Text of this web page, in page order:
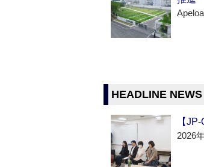
HEADLINE NEWS
【
2026